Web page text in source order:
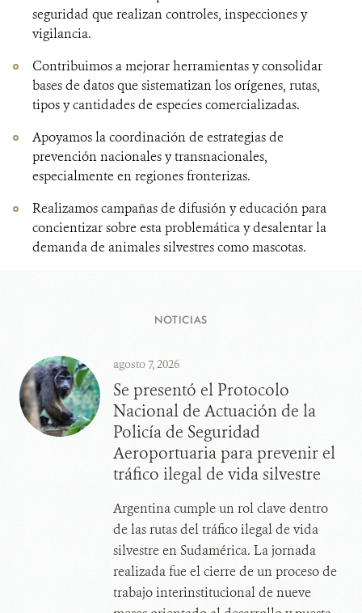
seguridad que realizan controles, inspecciones y
vigilancia.
Contribuimos a mejorar herramientas y consolidar
bases de datos que sistematizan los orígenes, rutas,
tipos y cantidades de especies comercializadas.
Apoyamos la coordinación de estrategias de
prevención nacionales y transnacionales,
especialmente en regiones fronterizas.
Realizamos campañas de difusión y educación para
concientizar sobre esta problemática y desalentar la
demanda de animales silvestres como mascotas.
NOTICIAS
agosto 7, 2026
Se presentó el Protocolo
Nacional de Actuación de la
Policía de Seguridad
Aeroportuaria para prevenir el
tráfico ilegal de vida silvestre
Argentina cumple un rol clave dentro
de las rutas del tráfico ilegal de vida
silvestre en Sudamérica. La jornada
realizada fue el cierre de un proceso de
trabajo interinstitucional de nueve